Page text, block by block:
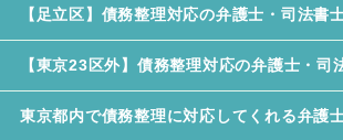
【足立区】債務整理対応の弁護士・司法書
【東京23区外】債務整理対応の弁護士・司
東京都内で債務整理に対応してくれる弁護